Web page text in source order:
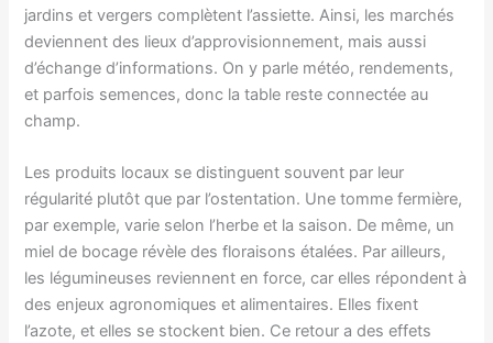
jardins et vergers complètent l’assiette. Ainsi, les marchés
deviennent des lieux d’approvisionnement, mais aussi
d’échange d’informations. On y parle météo, rendements,
et parfois semences, donc la table reste connectée au
champ.
Les produits locaux se distinguent souvent par leur
régularité plutôt que par l’ostentation. Une tomme fermière,
par exemple, varie selon l’herbe et la saison. De même, un
miel de bocage révèle des floraisons étalées. Par ailleurs,
les légumineuses reviennent en force, car elles répondent à
des enjeux agronomiques et alimentaires. Elles fixent
l’azote, et elles se stockent bien. Ce retour a des effets